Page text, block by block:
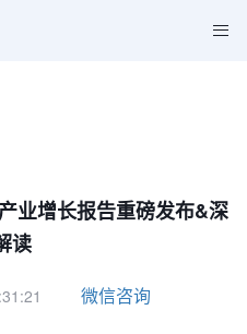
业增长报告重磅发布&深
读
微信咨询